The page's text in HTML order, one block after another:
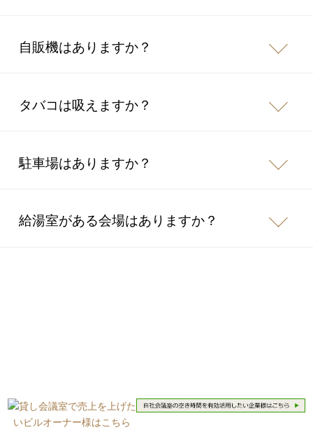
自販機はありますか？
タバコは吸えますか？
駐車場はありますか？
給湯室がある会場はありますか？